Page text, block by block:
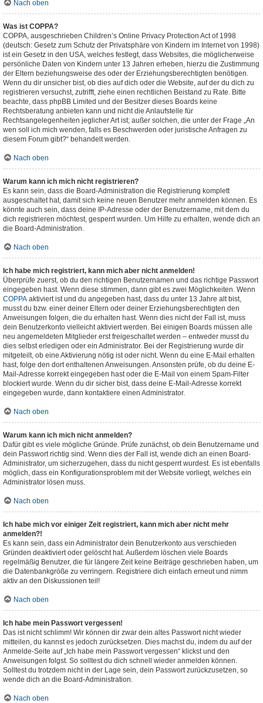
Nach oben
Was ist COPPA?
COPPA, ausgeschrieben Children’s Online Privacy Protection Act of 1998
(deutsch: Gesetz zum Schutz der Privatsphäre von Kindern im Internet von 1998)
ist ein Gesetz in den USA, welches festlegt, dass Websites, die möglicherweise
persönliche Daten von Kindern unter 13 Jahren erheben, hierzu die Zustimmung
der Eltern beziehungsweise des oder der Erziehungsberechtigten benötigen.
Wenn du dir unsicher bist, ob dies auf dich oder die Website, auf der du dich zu
registrieren versuchst, zutrifft, ziehe einen rechtlichen Beistand zu Rate. Bitte
beachte, dass phpBB Limited und der Besitzer dieses Boards keine
Rechtsberatung anbieten kann und nicht die Anlaufstelle für
Rechtsangelegenheiten jeglicher Art ist; außer solchen, die unter der Frage „An
wen soll ich mich wenden, falls es Beschwerden oder juristische Anfragen zu
diesem Forum gibt?“ behandelt werden.
Nach oben
Warum kann ich mich nicht registrieren?
Es kann sein, dass die Board-Administration die Registrierung komplett
ausgeschaltet hat, damit sich keine neuen Benutzer mehr anmelden können. Es
könnte auch sein, dass deine IP-Adresse oder der Benutzername, mit dem du
dich registrieren möchtest, gesperrt wurden. Um Hilfe zu erhalten, wende dich an
die Board-Administration.
Nach oben
Ich habe mich registriert, kann mich aber nicht anmelden!
Überprüfe zuerst, ob du den richtigen Benutzernamen und das richtige Passwort
eingegeben hast. Wenn diese stimmen, dann gibt es zwei Möglichkeiten. Wenn
COPPA aktiviert ist und du angegeben hast, dass du unter 13 Jahre alt bist,
musst du bzw. einer deiner Eltern oder deiner Erziehungsberechtigten den
Anweisungen folgen, die du erhalten hast. Wenn dies nicht der Fall ist, muss
dein Benutzerkonto vielleicht aktiviert werden. Bei einigen Boards müssen alle
neu angemeldeten Mitglieder erst freigeschaltet werden – entweder musst du
dies selbst erledigen oder ein Administrator. Bei der Registrierung wurde dir
mitgeteilt, ob eine Aktivierung nötig ist oder nicht. Wenn du eine E-Mail erhalten
hast, folge den dort enthaltenen Anweisungen. Ansonsten prüfe, ob du deine E-
Mail-Adresse korrekt eingegeben hast oder die E-Mail von einem Spam-Filter
blockiert wurde. Wenn du dir sicher bist, dass deine E-Mail-Adresse korrekt
eingegeben wurde, dann kontaktiere einen Administrator.
Nach oben
Warum kann ich mich nicht anmelden?
Dafür gibt es viele mögliche Gründe. Prüfe zunächst, ob dein Benutzername und
dein Passwort richtig sind. Wenn dies der Fall ist, wende dich an einen Board-
Administrator, um sicherzugehen, dass du nicht gesperrt wurdest. Es ist ebenfalls
möglich, dass ein Konfigurationsproblem mit der Website vorliegt, welches ein
Administrator lösen muss.
Nach oben
Ich habe mich vor einiger Zeit registriert, kann mich aber nicht mehr
anmelden?!
Es kann sein, dass ein Administrator dein Benutzerkonto aus verschieden
Gründen deaktiviert oder gelöscht hat. Außerdem löschen viele Boards
regelmäßig Benutzer, die für längere Zeit keine Beiträge geschrieben haben, um
die Datenbankgröße zu verringern. Registriere dich einfach erneut und nimm
aktiv an den Diskussionen teil!
Nach oben
Ich habe mein Passwort vergessen!
Das ist nicht schlimm! Wir können dir zwar dein altes Passwort nicht wieder
mitteilen, du kannst es jedoch zurücksetzen. Dies machst du, indem du auf der
Anmelde-Seite auf „Ich habe mein Passwort vergessen“ klickst und den
Anweisungen folgst. So solltest du dich schnell wieder anmelden können.
Solltest du trotzdem nicht in der Lage sein, dein Passwort zurückzusetzen, so
wende dich an die Board-Administration.
Nach oben